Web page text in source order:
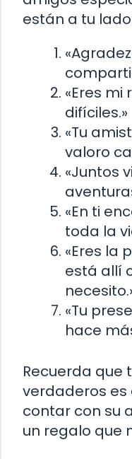
están a tu
«Eres
difíciles.»
«Tu
valoro
«Juntos
«En ti
toda la
«Eres la
está allí
«Tu
hace
Recuerda que
verdaderos es
contar con su
un regalo que